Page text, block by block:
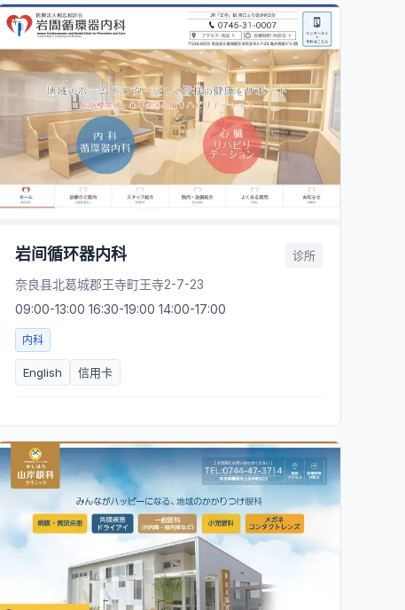
岩间循环器内科 诊所
奈良县北葛城郡王寺町王寺2-7-23
09:00-13:00 16:30-19:00 14:00-17:00
内科
English 信用卡